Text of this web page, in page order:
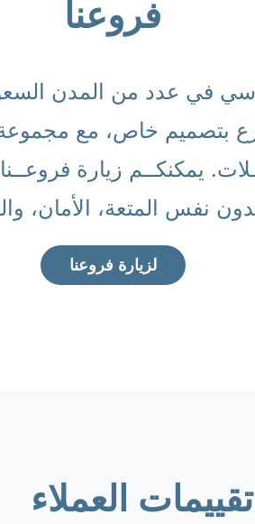
فروعنا
في عدد من المدن
بتصميم خاص، مع مجموعة
يمكنكــم زيارة
نفس المتعة، الأمان،
لزيارة فروعنا
تقييمات العملاء